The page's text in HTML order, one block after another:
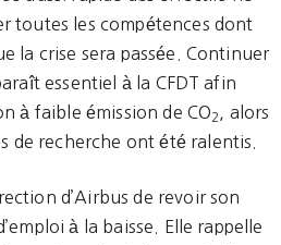
toutes les compétences dont
la crise sera passée. Continuer
essentiel à la CFDT afin
à faible émission de CO2
, alors
de recherche ont été ralentis.
d’Airbus de revoir son
à la baisse. Elle rappelle